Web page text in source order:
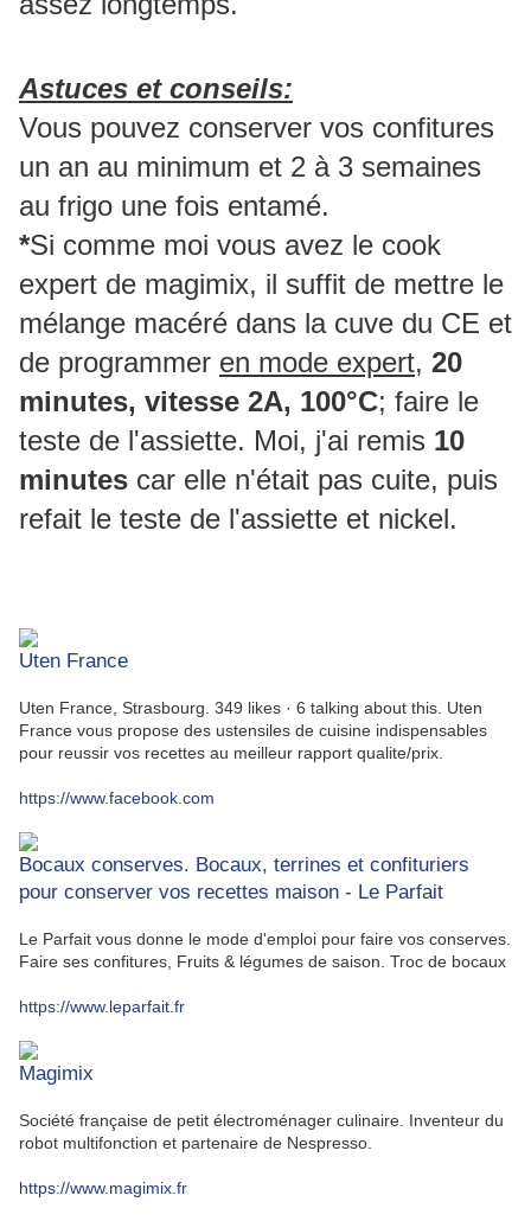
Astuces et conseils:
Vous pouvez conserver vos confitures
un an au minimum et 2 à 3 semaines
au frigo une fois entamé.
*Si comme moi vous avez le cook
expert de magimix, il suffit de mettre le
mélange macéré dans la cuve du CE et
de programmer en mode expert, 20
minutes, vitesse 2A, 100°C; faire le
teste de l'assiette. Moi, j'ai remis 10
minutes car elle n'était pas cuite, puis
refait le teste de l'assiette et nickel.
Uten France
Uten France, Strasbourg. 349 likes · 6 talking about this. Uten
France vous propose des ustensiles de cuisine indispensables
pour reussir vos recettes au meilleur rapport qualite/prix.
https://www.facebook.com
Bocaux conserves. Bocaux, terrines et confituriers
pour conserver vos recettes maison - Le Parfait
Le Parfait vous donne le mode d'emploi pour faire vos conserves.
Faire ses confitures, Fruits & légumes de saison. Troc de bocaux
https://www.leparfait.fr
Magimix
Société française de petit électroménager culinaire. Inventeur du
robot multifonction et partenaire de Nespresso.
https://www.magimix.fr